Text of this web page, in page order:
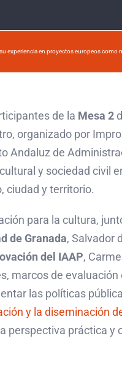
experiencia en proyectos europeos como
de la Mesa 2
organizado por
Andaluz de
y sociedad civil
ciudad y territorio.
para la cultura,
de Granada, Salvador
del IAAP,
marcos de evaluación
las políticas
y la diseminación
perspectiva práctica y